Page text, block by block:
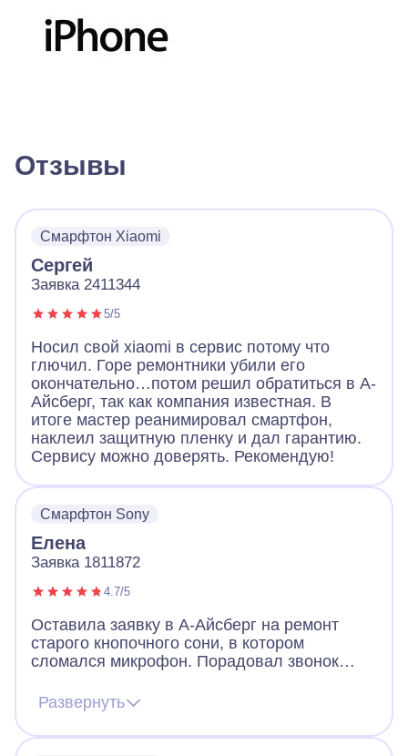
Отзывы
Смарфтон Xiaomi
Сергей
Заявка 2411344
5/5
Носил свой xiaomi в сервис потому что
глючил. Горе ремонтники убили его
окончательно…потом решил обратиться в А-
Айсберг, так как компания известная. В
итоге мастер реанимировал смартфон,
наклеил защитную пленку и дал гарантию.
Сервису можно доверять. Рекомендую!
Смарфтон Sony
Елена
Заявка 1811872
4.7/5
Оставила заявку в А-Айсберг на ремонт
старого кнопочного сони, в котором
сломался микрофон. Порадовал звонок
назначил мастера, договорились, что он
приедет вечером того же дня. Так и
случилось. Мастер разобрал телефон, что-
Развернуть